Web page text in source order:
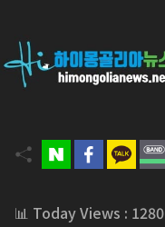
📊 Today Views : 1280